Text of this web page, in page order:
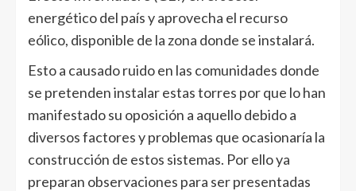
energético del país y aprovecha el recurso
eólico, disponible de la zona donde se instalará.
Esto a causado ruido en las comunidades donde
se pretenden instalar estas torres por que lo han
manifestado su oposición a aquello debido a
diversos factores y problemas que ocasionaría la
construcción de estos sistemas. Por ello ya
preparan observaciones para ser presentadas